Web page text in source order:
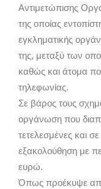
Αντιμετώπισης
της οποίας
εγκληματικής
της, μεταξύ των
καθώς και άτομα
τηλεφωνίας.
Σε βάρος τους
οργάνωση που
τετελεσμένες και
εξακολούθηση με
ευρώ.
Όπως προέκυψε